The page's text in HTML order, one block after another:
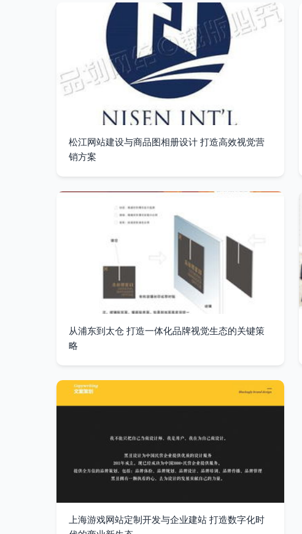
松江网站建设与商品图相册设计 打造高效视觉营
销方案
从浦东到太仓 打造一体化品牌视觉生态的关键策
略
上海游戏网站定制开发与企业建站 打造数字化时